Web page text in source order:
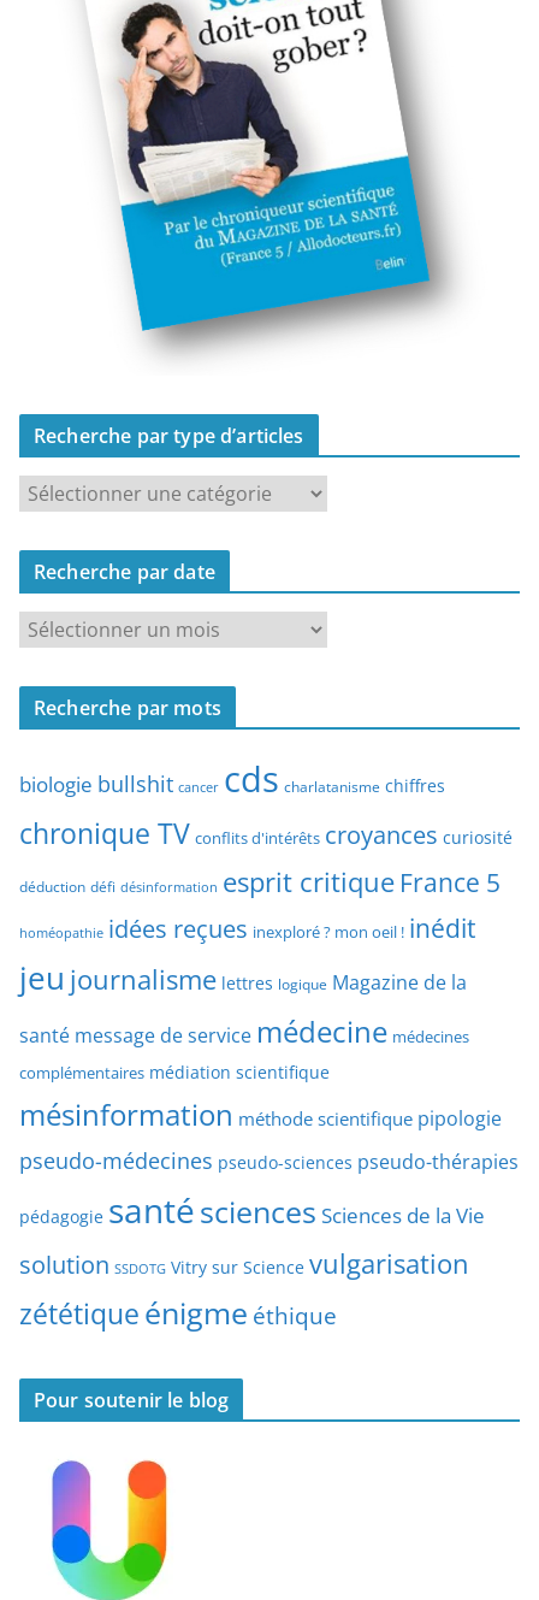
Recherche par type d’articles
c
e
e
a
y
e
d
’
a
i
c
e
Recherche par date
c
r
h
p
a
t
e
Recherche par mots
biologie bullshit cancer cds charlatanisme chiffres
chronique TV conflits d'intérêts croyances curiosité
déduction défi désinformation esprit critique France 5
homéopathie idées reçues inexploré ? mon oeil ! inédit
jeu journalisme lettres logique Magazine de la
santé message de service médecine médecines
complémentaires médiation scientifique
mésinformation méthode scientifique pipologie
pseudo-médecines pseudo-sciences pseudo-thérapies
pédagogie santésciences Sciences de la Vie
solution SSDOTG Vitry sur Science vulgarisation
zététiqueénigme éthique
Pour soutenir le blog